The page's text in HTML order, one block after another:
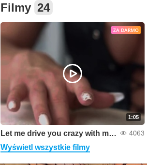
Filmy 24
ZA DARMO
1:05
Let me drive you crazy with my body 4063
Wyświetl wszystkie filmy